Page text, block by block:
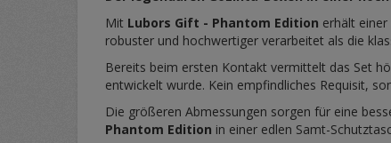
Mit Lubors Gift - Phantom Edition erhält
robuster und hochwertiger verarbeitet als die
Bereits beim ersten Kontakt vermittelt das Set
entwickelt wurde. Kein empfindliches Requisit,
Die größeren Abmessungen sorgen für eine
Phantom Edition in einer edlen Samt-